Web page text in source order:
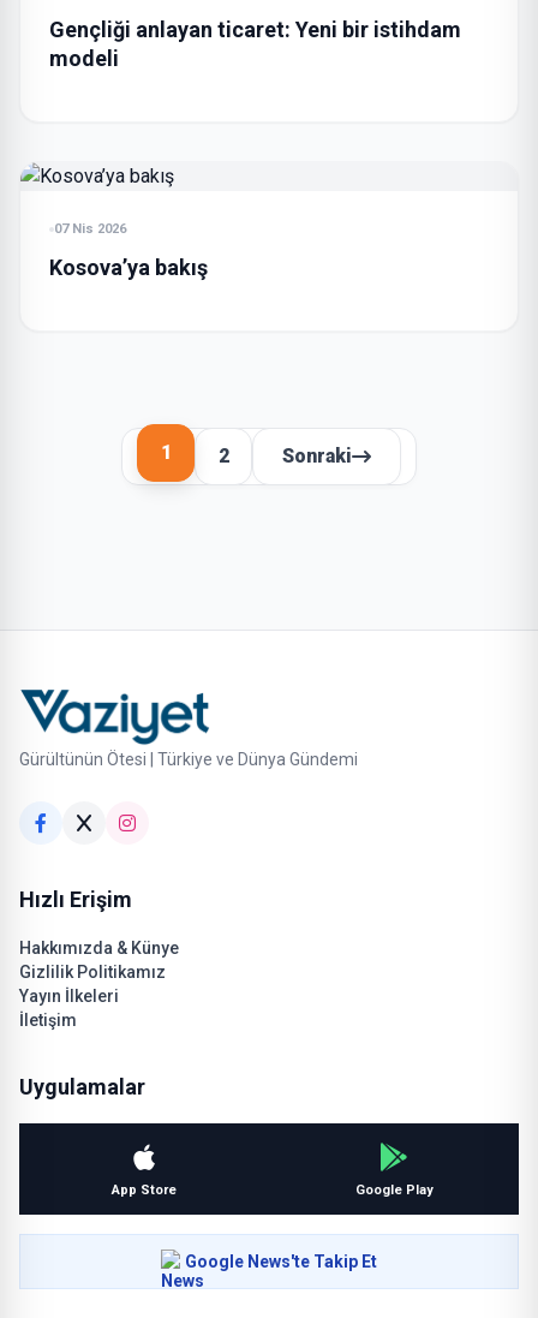
Gençliği anlayan ticaret: Yeni bir istihdam
modeli
07 Nis 2026
Kosova’ya bakış
1 2 Sonraki
Gürültünün Ötesi | Türkiye ve Dünya Gündemi
Hızlı Erişim
Hakkımızda & Künye
Gizlilik Politikamız
Yayın İlkeleri
İletişim
Uygulamalar
App Store Google Play
Google News'te Takip Et